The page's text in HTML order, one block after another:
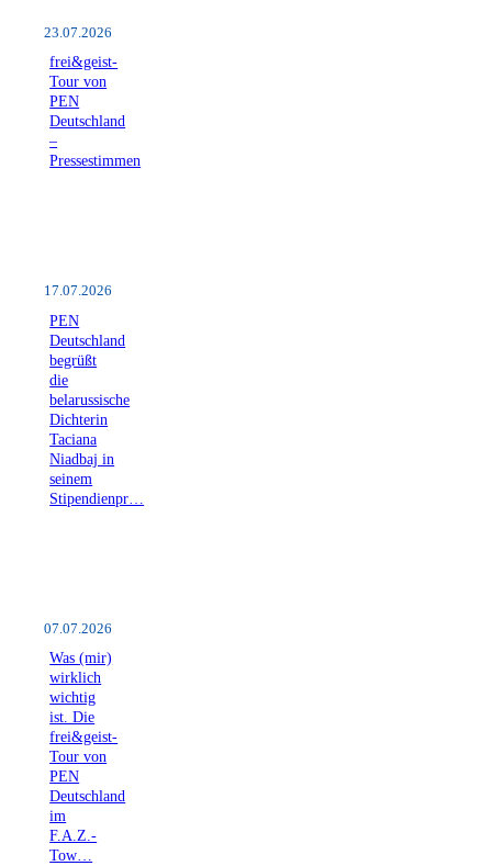
23.07.2026
frei&geist-
Tour von
PEN
Deutschland
–
Pressestimmen
17.07.2026
PEN
Deutschland
begrüßt
die
belarussische
Dichterin
Taciana
Niadbaj in
seinem
Stipendienpr…
07.07.2026
Was (mir)
wirklich
wichtig
ist. Die
frei&geist-
Tour von
PEN
Deutschland
im
F.A.Z.-
Tow…